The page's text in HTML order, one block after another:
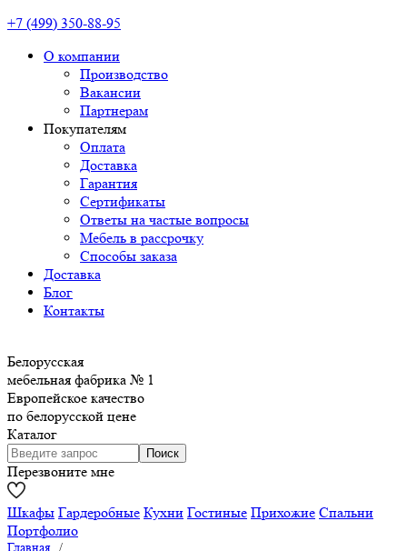
+7 (499) 350-88-95
О компании
Производство
Вакансии
Партнерам
Покупателям
Оплата
Доставка
Гарантия
Сертификаты
Ответы на частые вопросы
Мебель в рассрочку
Способы заказа
Доставка
Блог
Контакты
Белорусская
мебельная фабрика № 1
Европейское качество
по белорусской цене
Каталог
Перезвоните мне
Шкафы Гардеробные Кухни Гостиные Прихожие Спальни
Портфолио
Главная /